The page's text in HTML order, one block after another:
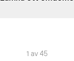
1 av 45